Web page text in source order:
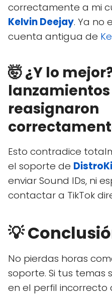
correctamente a mi
Kelvin Deejay. Ya no
cuenta antigua de
🤯 ¿Y lo
reasignaron
Esto contradice
el soporte de
enviar Sound IDs, ni
contactar a TikTok
💡
No pierdas horas
soporte. Si tus
en el perfil incorrecto